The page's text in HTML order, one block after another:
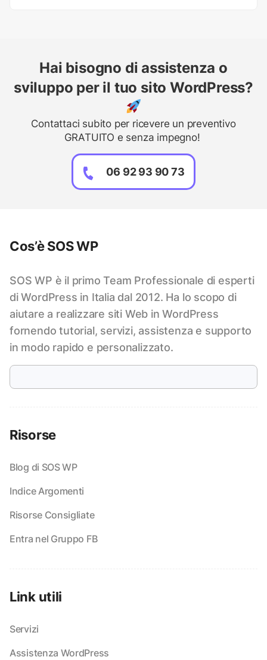
Hai bisogno di assistenza o
sviluppo per il tuo sito WordPress?
Contattaci subito per ricevere un preventivo
GRATUITO e senza impegno!
06 92 93 90 73
Cos’è SOS WP
SOS WP è il primo Team Professionale di esperti
di WordPress in Italia dal 2012. Ha lo scopo di
aiutare a realizzare siti Web in WordPress
fornendo tutorial, servizi, assistenza e supporto
in modo rapido e personalizzato.
Risorse
Blog di SOS WP
Indice Argomenti
Risorse Consigliate
Entra nel Gruppo FB
Link utili
Servizi
Assistenza WordPress